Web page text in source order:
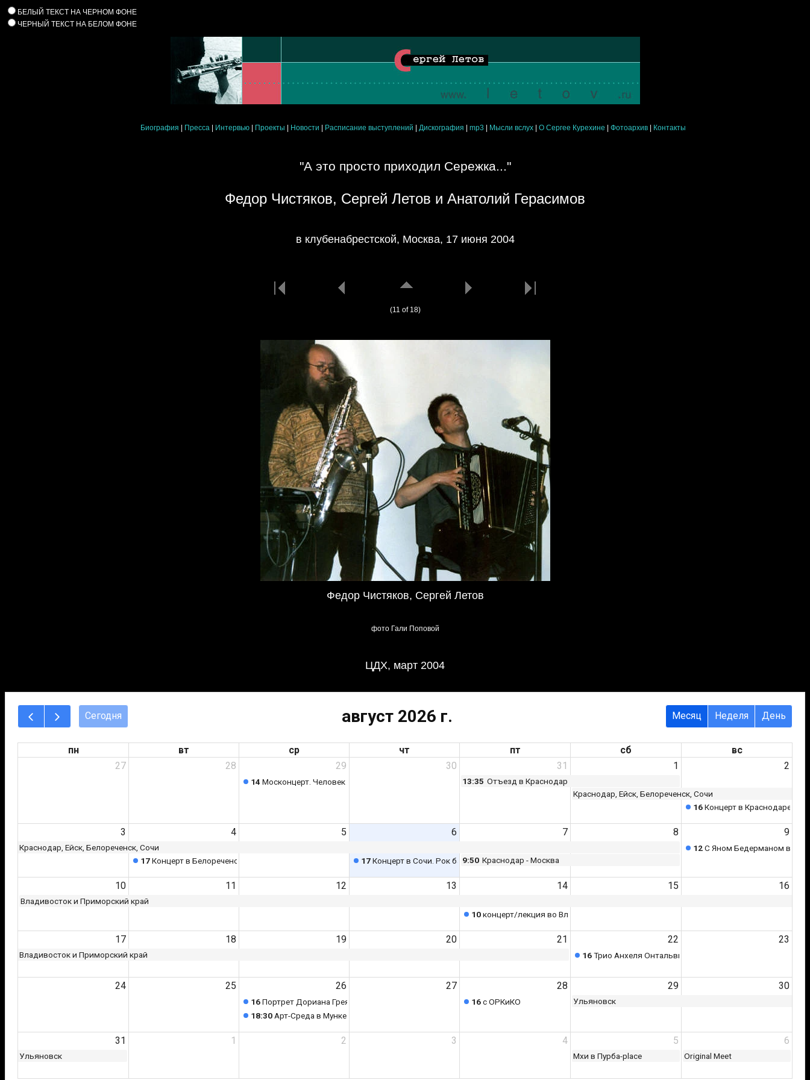
БЕЛЫЙ ТЕКСТ НА ЧЕРНОМ ФОНЕ
ЧЕРНЫЙ ТЕКСТ НА БЕЛОМ ФОНЕ
Биография | Пресса | Интервью | Проекты | Новости | Расписание выступлений | Дискография | mp3 | Мысли вслух | О Сергее Курехине | Фотоархив | Контакты
"А это просто приходил Сережка..."
Федор Чистяков, Сергей Летов и Анатолий Герасимов
в клубенабрестской, Москва, 17 июня 2004
(11 of 18)
Федор Чистяков, Сергей Летов
фото Гали Поповой
ЦДХ, март 2004